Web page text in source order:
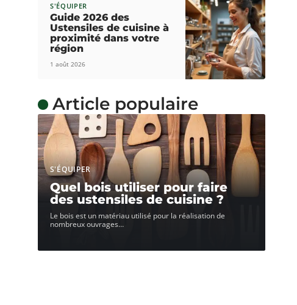
S'ÉQUIPER
Guide 2026 des
Ustensiles de cuisine à
proximité dans votre
région
1 août 2026
Article populaire
S'ÉQUIPER
Quel bois utiliser pour faire
des ustensiles de cuisine ?
Le bois est un matériau utilisé pour la réalisation de
nombreux ouvrages…